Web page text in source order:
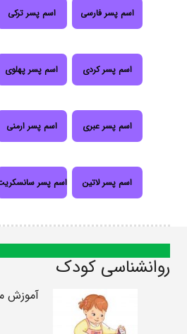
اسم پسر فارسی اسم پسر ترکی
اسم پسر کردی اسم پسر پهلوی
اسم پسر عبری اسم پسر ارمنی
اسم پسر لاتین اسم پسر
روانشناسی کودک
آموزش